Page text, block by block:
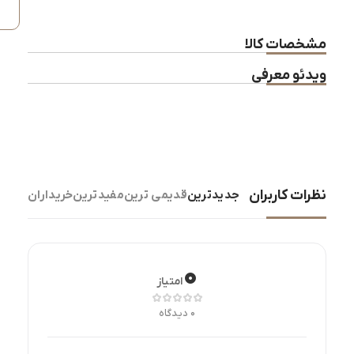
مشخصات کالا
ویدئو معرفی
نظرات کاربران جدیدترینقدیمی ترینمفیدترینخریداران
۰امتیاز
۰ دیدگاه